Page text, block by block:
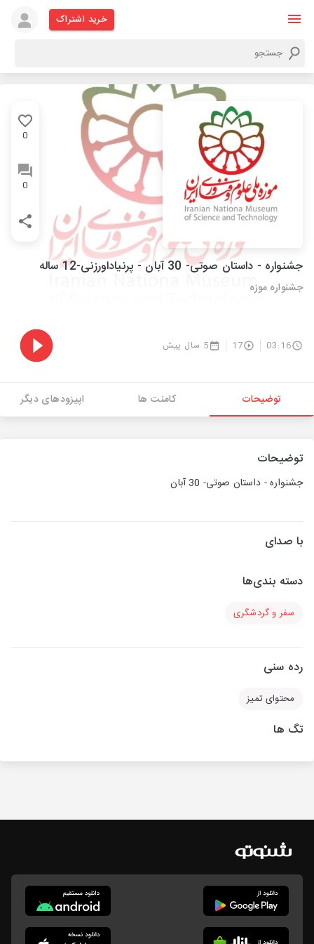
خرید اشتراک
0
0
جشنواره - داستان صوتی- 30 آبان - پرنیاداورزنی-12 ساله
جشنواره موزه
03:16
17 5 سال پیش
توضیحات کامنت ها اپیزودهای دیگر
توضیحات
جشنواره - داستان صوتی- 30 آبان
با صدای
دسته بندی‌ها
سفر و گردشگری
رده سنی
محتوای تمیز
تگ ها